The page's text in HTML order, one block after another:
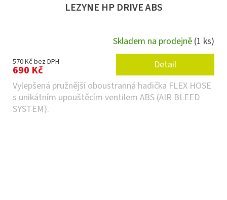
LEZYNE HP DRIVE ABS
Skladem na prodejně (1 ks)
570 Kč bez DPH
690 Kč
Detail
Vylepšená pružnější oboustranná hadička FLEX HOSE
s unikátním upouštěcím ventilem ABS (AIR BLEED
SYSTEM).